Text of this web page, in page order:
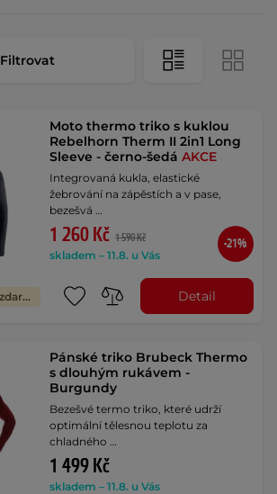
Filtrovat
Výměna velikosti zdarma
Moto thermo triko s kuklou
Rebelhorn Therm II 2in1 Long
Sleeve - černo-šedáAKCE
Integrovaná kukla, elastické
žebrování na zápěstích a v pase,
bezešvá …
1 260 Kč 1 590 Kč
skladem – 11.8. u Vás
-21%
Detail
Pánské triko Brubeck Thermo
s dlouhým rukávem -
Burgundy
Bezešvé termo triko, které udrží
optimální tělesnou teplotu za
chladného …
1 499 Kč
skladem – 11.8. u Vás